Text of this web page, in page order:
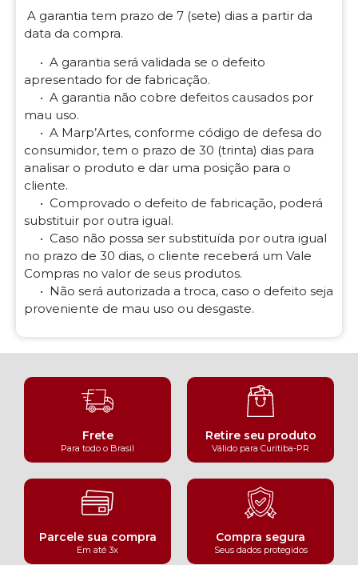
A garantia tem prazo de 7 (sete) dias a partir da
data da compra.
• A garantia será validada se o defeito
apresentado for de fabricação.
• A garantia não cobre defeitos causados por
mau uso.
• A Marp’Artes, conforme código de defesa do
consumidor, tem o prazo de 30 (trinta) dias para
analisar o produto e dar uma posição para o
cliente.
• Comprovado o defeito de fabricação, poderá
substituir por outra igual.
• Caso não possa ser substituída por outra igual
no prazo de 30 dias, o cliente receberá um Vale
Compras no valor de seus produtos.
• Não será autorizada a troca, caso o defeito seja
proveniente de mau uso ou desgaste.
Frete
Para todo o Brasil
Retire seu produto
Válido para Curitiba-PR
Parcele sua compra
Em até 3x
Compra segura
Seus dados protegidos